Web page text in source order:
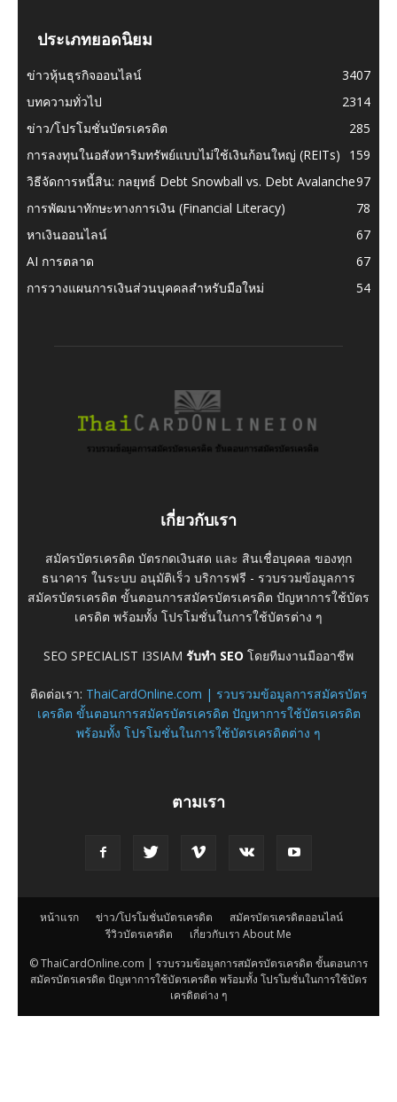
ประเภทยอดนิยม
ข่าวหุ้นธุรกิจออนไลน์
3407
บทความทั่วไป
2314
ข่าว/โปรโมชั่นบัตรเครดิต
285
การลงทุนในอสังหาริมทรัพย์แบบไม่ใช้เงินก้อนใหญ่ (REITs)
159
วิธีจัดการหนี้สิน: กลยุทธ์ Debt Snowball vs. Debt Avalanche97
การพัฒนาทักษะทางการเงิน (Financial Literacy)
78
หาเงินออนไลน์
67
AI การตลาด
67
การวางแผนการเงินส่วนบุคคลสำหรับมือใหม่
54
เกี่ยวกับเรา
สมัครบัตรเครดิต บัตรกดเงินสด และ สินเชื่อบุคคล ของทุก
ธนาคาร ในระบบ อนุมัติเร็ว บริการฟรี - รวบรวมข้อมูลการ
สมัครบัตรเครดิต ขั้นตอนการสมัครบัตรเครดิต ปัญหาการใช้บัตร
เครดิต พร้อมทั้ง โปรโมชั่นในการใช้บัตรต่าง ๆ
SEO SPECIALIST I3SIAM รับทำ SEO โดยทีมงานมืออาชีพ
ติดต่อเรา: ThaiCardOnline.com | รวบรวมข้อมูลการสมัครบัตร
เครดิต ขั้นตอนการสมัครบัตรเครดิต ปัญหาการใช้บัตรเครดิต
พร้อมทั้ง โปรโมชั่นในการใช้บัตรเครดิตต่าง ๆ
ตามเรา
หน้าแรก ข่าว/โปรโมชั่นบัตรเครดิต
สมัครบัตรเครดิตออนไลน์
รีวิวบัตรเครดิต
เกี่ยวกับเรา About Me
© ThaiCardOnline.com | รวบรวมข้อมูลการสมัครบัตรเครดิต ขั้นตอนการ
สมัครบัตรเครดิต ปัญหาการใช้บัตรเครดิต พร้อมทั้ง โปรโมชั่นในการใช้บัตร
เครดิตต่าง ๆ